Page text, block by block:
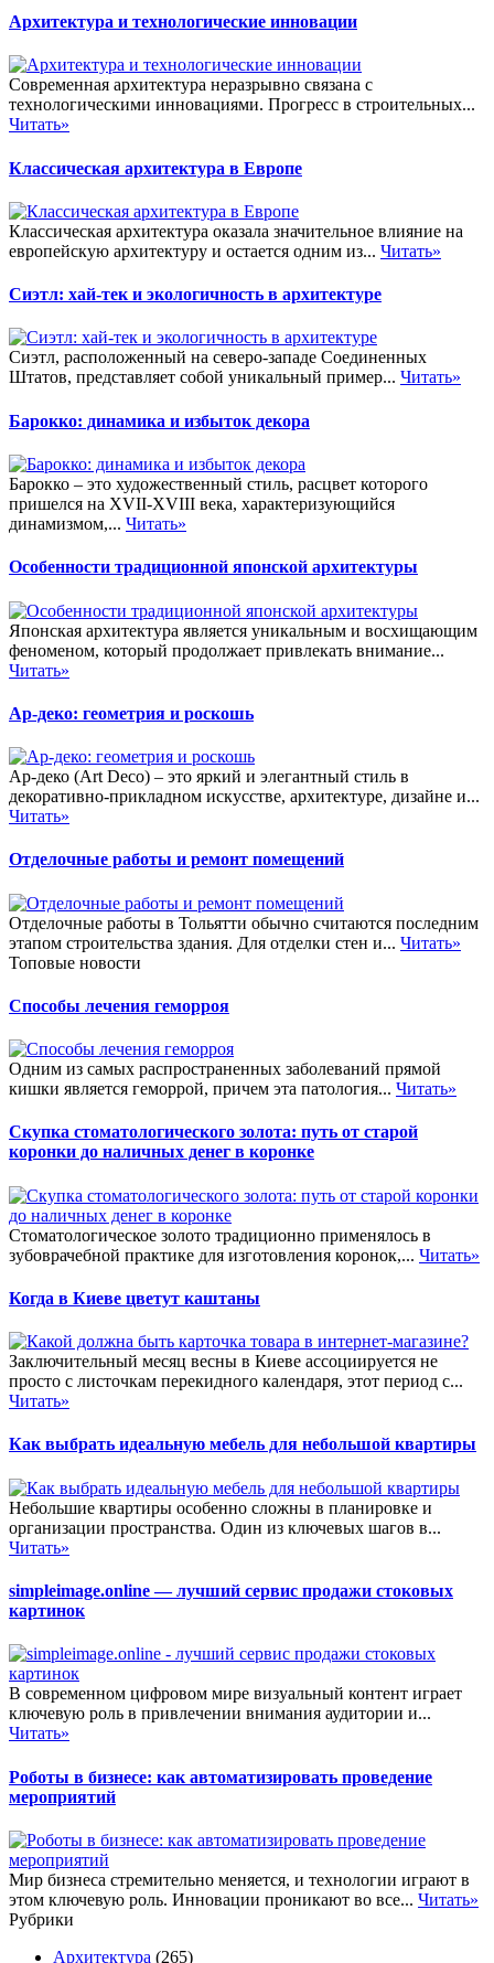
Архитектура и технологические инновации
Современная архитектура неразрывно связана с
технологическими инновациями. Прогресс в строительных...
Читать»
Классическая архитектура в Европе
Классическая архитектура оказала значительное влияние на
европейскую архитектуру и остается одним из... Читать»
Сиэтл: хай-тек и экологичность в архитектуре
Сиэтл, расположенный на северо-западе Соединенных
Штатов, представляет собой уникальный пример... Читать»
Барокко: динамика и избыток декора
Барокко – это художественный стиль, расцвет которого
пришелся на XVII-XVIII века, характеризующийся
динамизмом,... Читать»
Особенности традиционной японской архитектуры
Японская архитектура является уникальным и восхищающим
феноменом, который продолжает привлекать внимание...
Читать»
Ар-деко: геометрия и роскошь
Ар-деко (Art Deco) – это яркий и элегантный стиль в
декоративно-прикладном искусстве, архитектуре, дизайне и...
Читать»
Отделочные работы и ремонт помещений
Отделочные работы в Тольятти обычно считаются последним
этапом строительства здания. Для отделки стен и... Читать»
Топовые новости
Способы лечения геморроя
Одним из самых распространенных заболеваний прямой
кишки является геморрой, причем эта патология... Читать»
Скупка стоматологического золота: путь от старой
коронки до наличных денег в коронке
Стоматологическое золото традиционно применялось в
зубоврачебной практике для изготовления коронок,... Читать»
Когда в Киеве цветут каштаны
Заключительный месяц весны в Киеве ассоциируется не
просто с листочкам перекидного календаря, этот период с...
Читать»
Как выбрать идеальную мебель для небольшой квартиры
Небольшие квартиры особенно сложны в планировке и
организации пространства. Один из ключевых шагов в...
Читать»
simpleimage.online — лучший сервис продажи стоковых
картинок
В современном цифровом мире визуальный контент играет
ключевую роль в привлечении внимания аудитории и...
Читать»
Роботы в бизнесе: как автоматизировать проведение
мероприятий
Мир бизнеса стремительно меняется, и технологии играют в
этом ключевую роль. Инновации проникают во все... Читать»
Рубрики
Архитектура (265)